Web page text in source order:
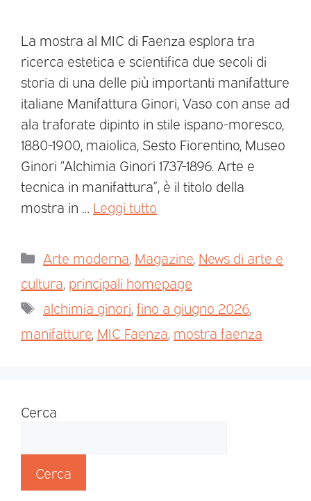
La mostra al MIC di Faenza esplora tra
ricerca estetica e scientifica due secoli di
storia di una delle più importanti manifatture
italiane Manifattura Ginori, Vaso con anse ad
ala traforate dipinto in stile ispano-moresco,
1880-1900, maiolica, Sesto Fiorentino, Museo
Ginori “Alchimia Ginori 1737-1896. Arte e
tecnica in manifattura”, è il titolo della
mostra in … Leggi tutto
Arte moderna Magazine News di arte e
cultura principali homepage
alchimia ginori fino a giugno 2026
manifatture MIC Faenza mostra faenza
Cerca
Cerca